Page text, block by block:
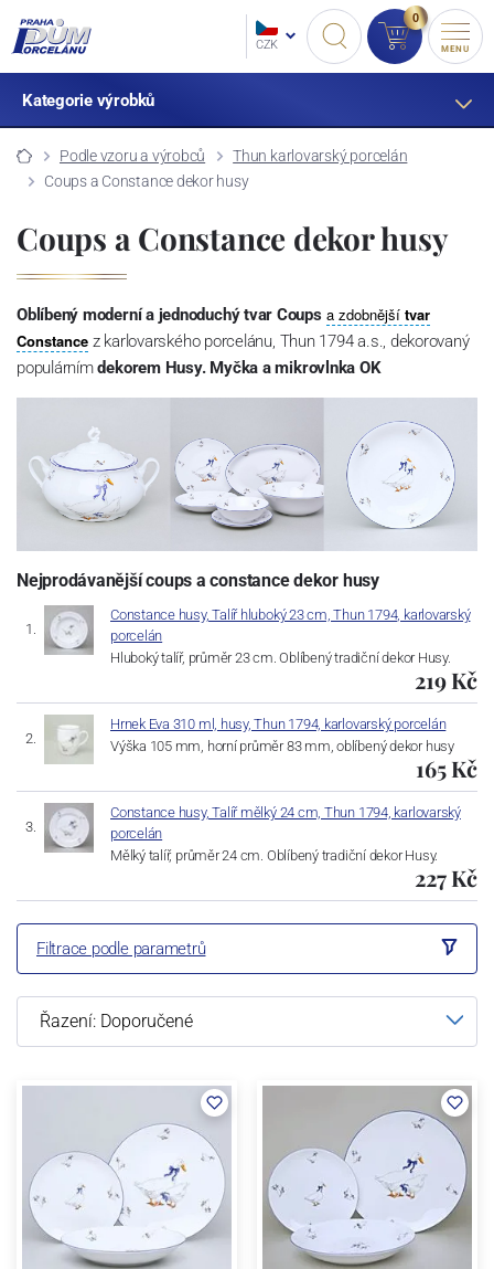
CZK
0
MENU
Kategorie výrobků
Podle vzoru a výrobců
Thun karlovarský porcelán
Coups a Constance dekor husy
Coups a Constance dekor husy
Oblíbený moderní a jednoduchý tvar Coups a zdobnější tvar
Constance z karlovarského porcelánu, Thun 1794 a.s., dekorovaný
populárnímdekorem Husy. Myčka a mikrovlnka OK
Nejprodávanější coups a constance dekor husy
Constance husy, Talíř hluboký 23 cm, Thun 1794, karlovarský
porcelán
Hluboký talíř, průměr 23 cm. Oblíbený tradiční dekor Husy.
219 Kč
Hrnek Eva 310 ml, husy, Thun 1794, karlovarský porcelán
Výška 105 mm, horní průměr 83 mm, oblíbený dekor husy
165 Kč
Constance husy, Talíř mělký 24 cm, Thun 1794, karlovarský
porcelán
Mělký talíř, průměr 24 cm. Oblíbený tradiční dekor Husy.
227 Kč
Filtrace podle parametrů